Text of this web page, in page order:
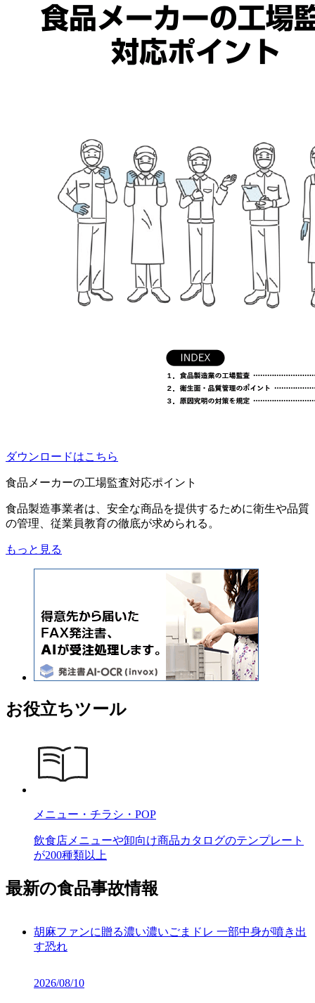
ダウンロードはこちら
食品メーカーの工場監査対応ポイント
食品製造事業者は、安全な商品を提供するために衛生や品質
の管理、従業員教育の徹底が求められる。
もっと見る
お役立ちツール
メニュー・チラシ・POP
飲食店メニューや卸向け商品カタログのテンプレート
が200種類以上
最新の食品事故情報
胡麻ファンに贈る濃い濃いごまドレ 一部中身が噴き出
す恐れ
2026/08/10